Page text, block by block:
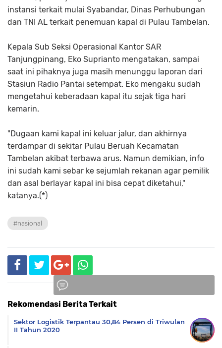
instansi terkait mulai Syabandar, Dinas Perhubungan
dan TNI AL terkait penemuan kapal di Pulau Tambelan.
Kepala Sub Seksi Operasional Kantor SAR
Tanjungpinang, Eko Suprianto mengatakan, sampai
saat ini pihaknya juga masih menunggu laporan dari
Stasiun Radio Pantai setempat. Eko mengaku sudah
mengetahui keberadaan kapal itu sejak tiga hari
kemarin.
"Dugaan kami kapal ini keluar jalur, dan akhirnya
terdampar di sekitar Pulau Beruah Kecamatan
Tambelan akibat terbawa arus. Namun demikian, info
ini sudah kami sebar ke sejumlah rekanan agar pemilik
dan asal berlayar kapal ini bisa cepat diketahui,"
katanya.(*)
#nasional
Rekomendasi Berita Terkait
Sektor Logistik Terpantau 30,84 Persen di Triwulan
II Tahun 2020